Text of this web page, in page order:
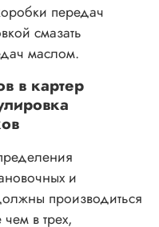
передач
смазать
маслом.
в картер
и
производиться
в трех,